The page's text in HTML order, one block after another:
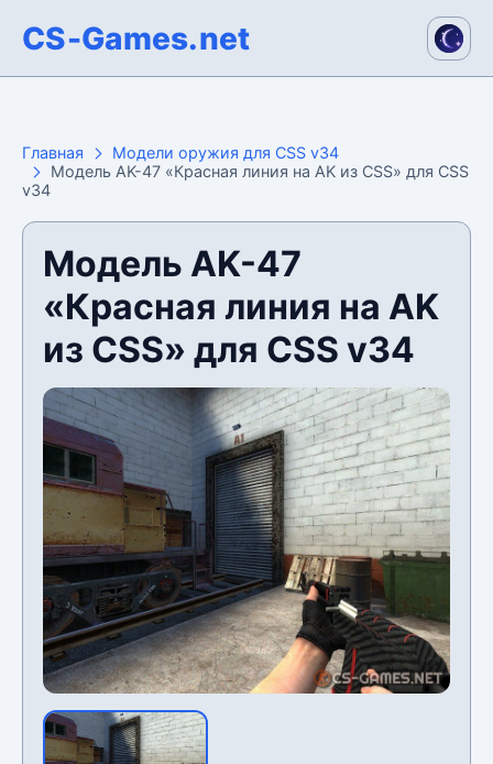
CS-Games.net
Главная
Модели оружия для CSS v34
Модель AK-47 «Красная линия на AK из CSS» для CSS
v34
Модель AK-47
«Красная линия на AK
из CSS» для CSS v34